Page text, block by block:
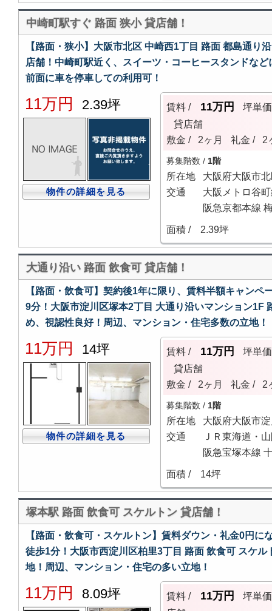
中崎町駅すぐ 路面 狭小 貸店舗！
【路面・狭小】大阪市北区 中崎西1丁目 路面 都島通り
店舗！中崎町駅近く、スイーツ・コーヒースタンドな
前面に車を停車しての利用可！
11万円 2.39坪
物件の詳細を見る
賃料 / 11万円
坪単価
貸店舗
敷金 /
2ヶ月 礼金 / 2
募集階数 / 1階
所在地
大阪府大阪市
交通
大阪メトロ谷
阪急京都本線
面積 /
2.39坪
大通り沿い 路面 飲食可 貸店舗！
【路面・飲食可】契約後1年に限り、賃料半額キャン
9分！大阪市淀川区塚本2丁目 大通り沿いマンション1F
め、視認性良好！周辺、マンション・住宅多数の立地！
11万円 14坪
物件の詳細を見る
賃料 / 11万円
坪単価
貸店舗
敷金 /
2ヶ月 礼金 / 2
募集階数 / 1階
所在地
大阪府大阪市
交通
ＪＲ東海道・
阪急宝塚本線
面積 /
14坪
塚本駅 路面 飲食可 スケルトン 貸店舗！
【路面・飲食可・スケルトン】賃料ダウン・礼金0円
徒歩1分！大阪市西淀川区柏里3丁目 路面 飲食可 スケ
地！周辺、マンション・住宅の多い立地！
11万円 8.09坪 賃料 / 11万円
坪単価